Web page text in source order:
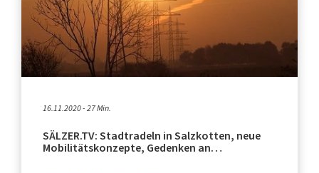
16.11.2020 - 27 Min.
SÄLZER.TV: Stadtradeln in Salzkotten, neue
Mobilitätskonzepte, Gedenken an